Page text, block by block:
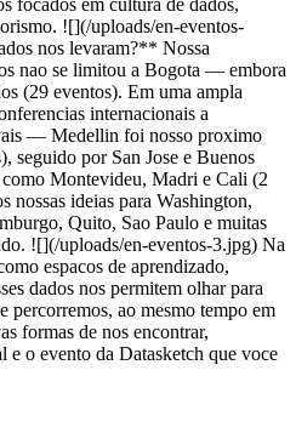
![](/uploads/en-eventos-
nos levaram?** Nossa
nao se limitou a Bogota — embora
(29 eventos). Em uma ampla
internacionais a
— Medellin foi nosso proximo
seguido por San Jose e Buenos
Montevideu, Madri e Cali (2
nossas ideias para Washington,
Quito, Sao Paulo e muitas
![](/uploads/en-eventos-3.jpg) Na
espacos de aprendizado,
dados nos permitem olhar para
percorremos, ao mesmo tempo em
formas de nos encontrar,
o evento da Datasketch que voce